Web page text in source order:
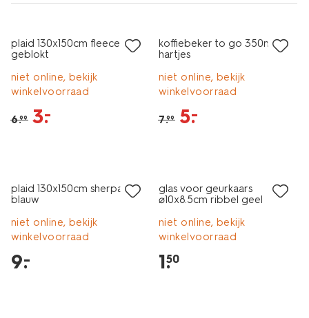
plaid 130x150cm fleece
geblokt
niet online, bekijk
winkelvoorraad
6.99 3.
–
koffiebeker to go 350ml rvs
hartjes
niet online, bekijk
winkelvoorraad
7.99 5.
–
plaid 130x150cm sherpa
blauw
niet online, bekijk
winkelvoorraad
9.
–
glas voor geurkaars
⌀10x8.5cm ribbel geel
niet online, bekijk
winkelvoorraad
1.
50